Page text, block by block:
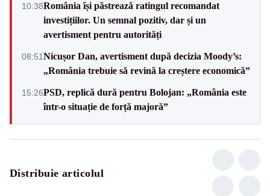
10:38România își păstrează ratingul recomandat
investițiilor. Un semnal pozitiv, dar și un
avertisment pentru autorități
08:51Nicușor Dan, avertisment după decizia Moody’s:
„România trebuie să revină la creștere economică”
15:26PSD, replică dură pentru Bolojan: „România este
într-o situație de forță majoră”
Distribuie articolul